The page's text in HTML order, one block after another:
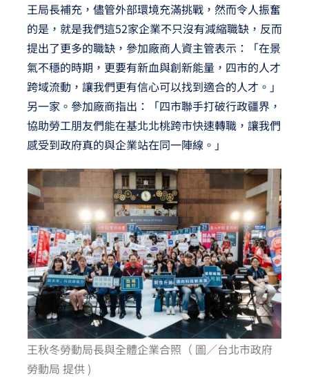
王局長補充，儘管外部環境充滿挑戰，然而令人振奮
的是，就是我們這52家企業不只沒有減縮職缺，反而
提出了更多的職缺，參加廠商人資主管表示：「在景
氣不穩的時期，更要有新血與創新能量，四市的人才
跨域流動，讓我們更有信心可以找到適合的人才。」
另一家。參加廠商指出：「四市聯手打破行政疆界，
協助勞工朋友們能在基北北桃跨市快速轉職，讓我們
感受到政府真的與企業站在同一陣線。」
王秋冬勞動局長與全體企業合照（ 圖／台北市政府
勞動局 提供 )